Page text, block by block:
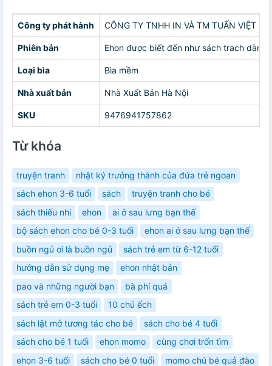
Công ty phát hành CÔNG TY TNHH IN VÀ TM TUẤN VIỆT
Phiên bản Ehon được biết đến như sách trach
Loại bìa Bìa mềm
Nhà xuất bản Nhà Xuất Bản Hà Nội
SKU 9476941757862
Từ khóa
truyện tranh
nhật ký trưởng thành của đứa trẻ ngoan
sách ehon 3-6 tuổi
sách
truyện tranh cho bé
sách thiếu nhi
ehon
ai ở sau lưng bạn thế
bộ sách ehon cho bé 0-3 tuổi
ehon ai ở sau lưng bạn thế
buồn ngủ ơi là buồn ngủ
sách trẻ em từ 6-12 tuổi
hướng dẫn sử dụng mẹ
ehon nhật bản
pao và những người bạn
bà phí quá
sách trẻ em 0-3 tuổi
10 chú ếch
sách lật mở tương tác cho bé
sách cho bé 4 tuổi
sách cho bé 1 tuổi
ehon momo
cùng chơi trốn tìm
ehon 3-6 tuổi
sách cho bé 0 tuổi
momo chú bé quả đào